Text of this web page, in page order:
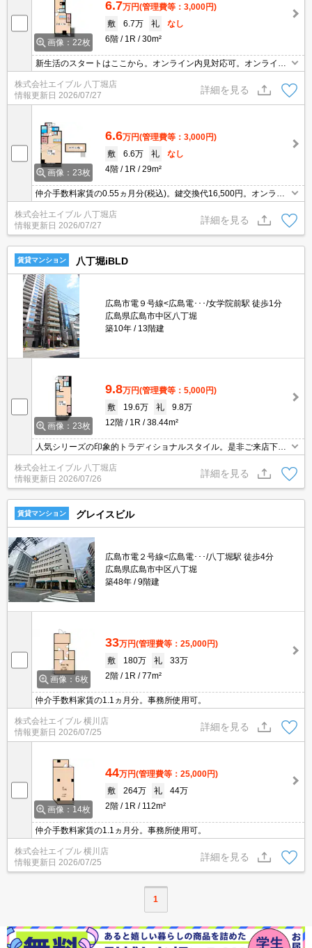
画像：22枚
6.7万円(管理費等：3,000円)
敷
6.7万 礼
なし
6階
1R 30m²
新生活のスタートはここから。オンライン内見対応可。オンライン
契約対応可。人気地域です。人気シリーズの印象的トラディショナ
ルスタイル。
株式会社エイブル 八丁堀店
情報更新日 2026/07/27
詳細を見る
画像：23枚
6.6万円(管理費等：3,000円)
敷
6.6万 礼
なし
4階
1R 29m²
仲介手数料家賃の0.55ヵ月分(税込)。鍵交換代16,500円。オンライ
ン内見対応可。オンライン契約対応可。インターネット無料、使い
放題。人気地域です。
株式会社エイブル 八丁堀店
情報更新日 2026/07/27
詳細を見る
賃貸マンション 八丁堀iBLD
広島市電９号線<広島電･･･/女学院前駅 徒歩1分
広島県広島市中区八丁堀
築10年
13階建
画像：23枚
9.8万円(管理費等：5,000円)
敷
19.6万 礼
9.8万
12階
1R 38.44m²
人気シリーズの印象的トラディショナルスタイル。是非ご来店下さ
い。オンライン内見対応可。オンライン契約対応可。
株式会社エイブル 八丁堀店
情報更新日 2026/07/26
詳細を見る
賃貸マンション グレイスビル
広島市電２号線<広島電･･･/八丁堀駅 徒歩4分
広島県広島市中区八丁堀
築48年
9階建
画像：6枚
33万円(管理費等：25,000円)
敷
180万 礼
33万
2階
1R 77m²
仲介手数料家賃の1.1ヵ月分。事務所使用可。
株式会社エイブル 横川店
情報更新日 2026/07/25
詳細を見る
画像：14枚
44万円(管理費等：25,000円)
敷
264万 礼
44万
2階
1R 112m²
仲介手数料家賃の1.1ヵ月分。事務所使用可。
株式会社エイブル 横川店
情報更新日 2026/07/25
詳細を見る
1